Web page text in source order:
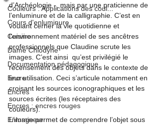
Couleurs : Applications des coul...
Cours d'enluminure
Cuisine
Dame Chlodyne
Documentation pédagogique
Encre
Encres
Encres : encres rouges
Enlumineur
d’Archéologie -, mais par une praticienne de
l’enluminure et de la calligraphie. C’est en
voulant cerner la vie quotidienne et
l’environnement matériel de ses ancêtres
professionnels que Claudine scrute les
images. C’est ainsi  qu’est privilégié le
recensement des objets dans le contexte de
leur utilisation. Ceci s’articule notamment en
croisant les sources iconographiques et les
sources écrites (les réceptaires des
couleurs).
L’image permet de comprendre l’objet sous